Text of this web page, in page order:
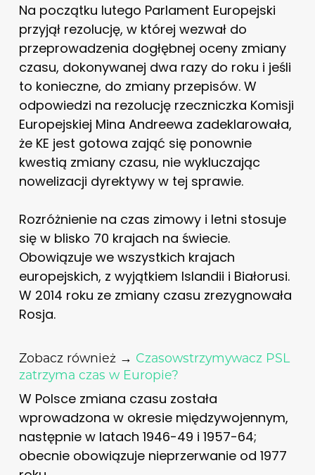
Na początku lutego Parlament Europejski
przyjął rezolucję, w której wezwał do
przeprowadzenia dogłębnej oceny zmiany
czasu, dokonywanej dwa razy do roku i jeśli
to konieczne, do zmiany przepisów. W
odpowiedzi na rezolucję rzeczniczka Komisji
Europejskiej Mina Andreewa zadeklarowała,
że KE jest gotowa zająć się ponownie
kwestią zmiany czasu, nie wykluczając
nowelizacji dyrektywy w tej sprawie.
Rozróżnienie na czas zimowy i letni stosuje
się w blisko 70 krajach na świecie.
Obowiązuje we wszystkich krajach
europejskich, z wyjątkiem Islandii i Białorusi.
W 2014 roku ze zmiany czasu zrezygnowała
Rosja.
Zobacz również → Czasowstrzymywacz PSL
zatrzyma czas w Europie?
W Polsce zmiana czasu została
wprowadzona w okresie międzywojennym,
następnie w latach 1946-49 i 1957-64;
obecnie obowiązuje nieprzerwanie od 1977